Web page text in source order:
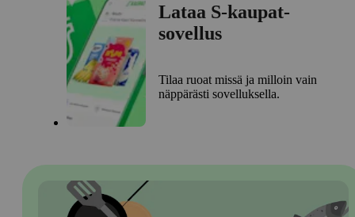
Lataa S-kaupat-
sovellus
Tilaa ruoat missä ja milloin vain
näppärästi sovelluksella.